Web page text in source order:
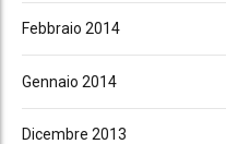
Febbraio 2014
Gennaio 2014
Dicembre 2013